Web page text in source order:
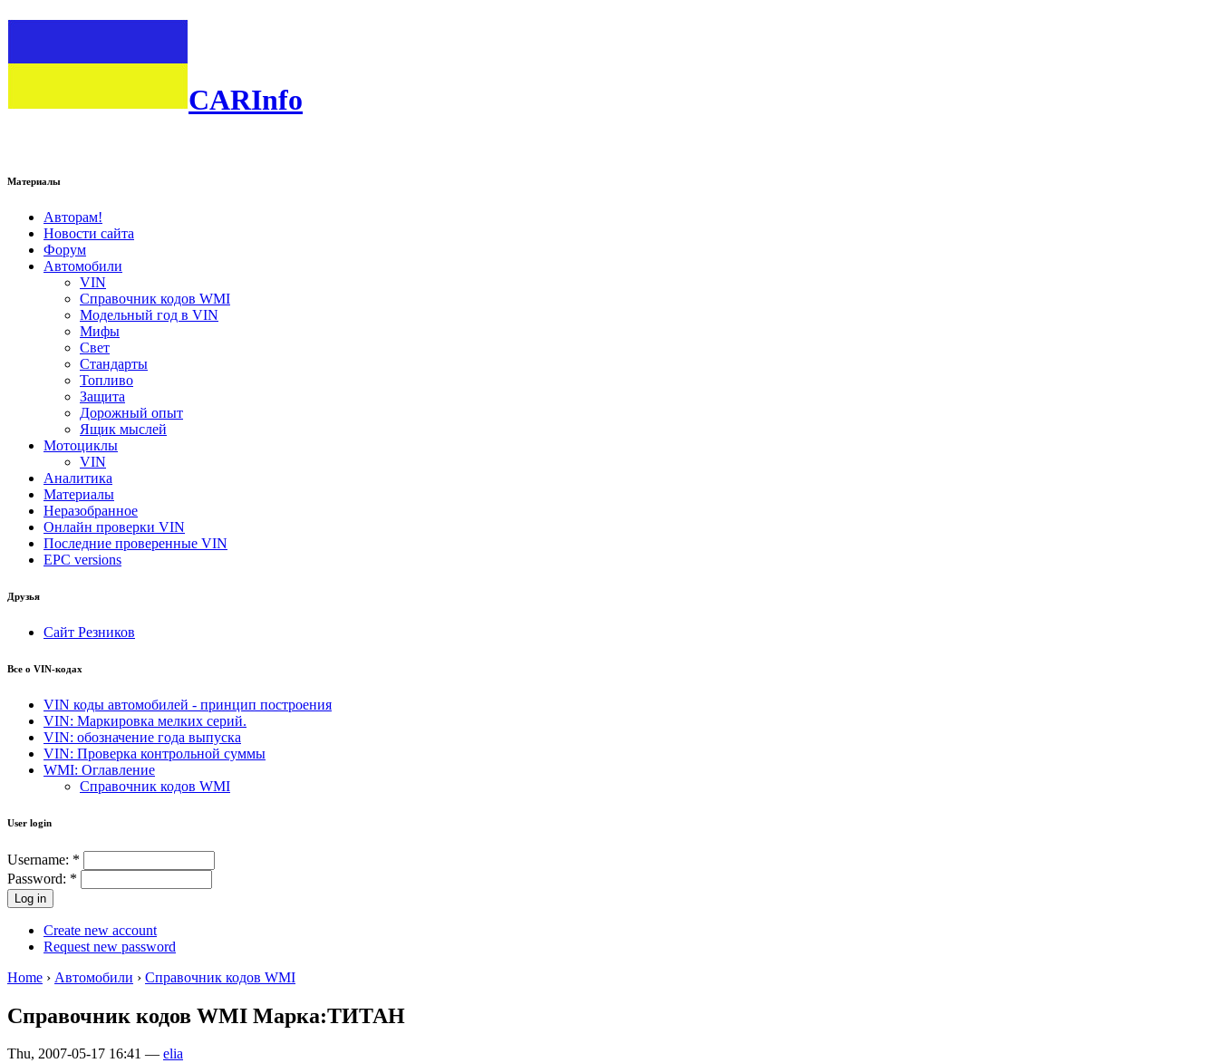
CARInfo
Материалы
Авторам!
Новости сайта
Форум
Автомобили
VIN
Справочник кодов WMI
Модельный год в VIN
Мифы
Свет
Стандарты
Топливо
Защита
Дорожный опыт
Ящик мыслей
Мотоциклы
VIN
Аналитика
Материалы
Неразобранное
Онлайн проверки VIN
Последние проверенные VIN
EPC versions
Друзья
Сайт Резников
Все о VIN-кодах
VIN коды автомобилей - принцип построения
VIN: Маркировка мелких серий.
VIN: обозначение года выпуска
VIN: Проверка контрольной суммы
WMI: Оглавление
Справочник кодов WMI
User login
Username: *
Password: *
Create new account
Request new password
Home › Автомобили › Справочник кодов WMI
Справочник кодов WMI Марка:ТИТАН
Thu, 2007-05-17 16:41 — elia